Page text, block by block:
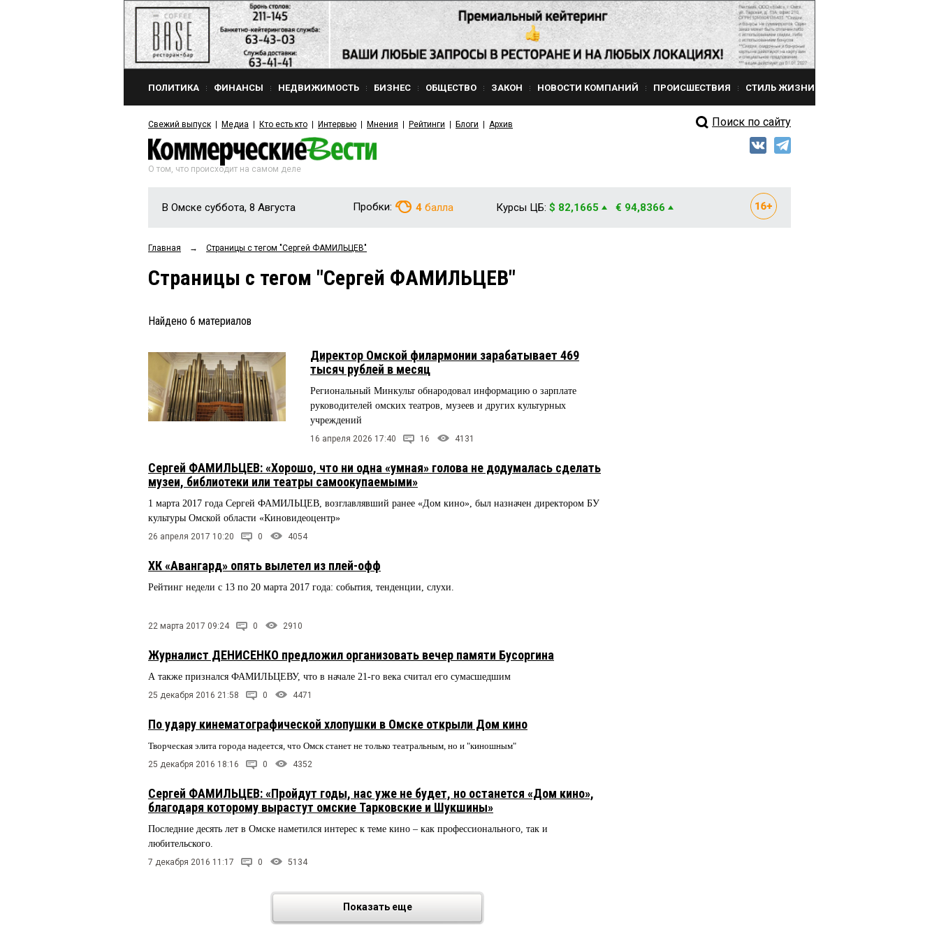
ПОЛИТИКА ФИНАНСЫ НЕДВИЖИМОСТЬ БИЗНЕС ОБЩЕСТВО ЗАКОН НОВОСТИ КОМПАНИЙ ПРОИСШЕСТВИЯ СТИЛЬ ЖИЗНИ
Свежий выпуск Медиа Кто есть кто Интервью Мнения Рейтинги Блоги Архив Поиск по сайту
О том, что происходит на самом деле
В Омске суббота, 8 Августа Пробки: 4 балла Курсы ЦБ: $ 82,1665 € 94,8366
Главная → Страницы c тегом "Сергей ФАМИЛЬЦЕВ"
Страницы c тегом "Сергей ФАМИЛЬЦЕВ"
Найдено 6 материалов
Директор Омской филармонии зарабатывает 469
тысяч рублей в месяц
Региональный Минкульт обнародовал информацию о зарплате
руководителей омских театров, музеев и других культурных
учреждений
16 апреля 2026 17:40 16 4131
Сергей ФАМИЛЬЦЕВ: «Хорошо, что ни одна «умная» голова не додумалась сделать
музеи, библиотеки или театры самоокупаемыми»
1 марта 2017 года Сергей ФАМИЛЬЦЕВ, возглавлявший ранее «Дом кино», был назначен директором БУ
культуры Омской области «Киновидеоцентр»
26 апреля 2017 10:20 0 4054
ХК «Авангард» опять вылетел из плей-офф
Рейтинг недели с 13 по 20 марта 2017 года: события, тенденции, слухи.
22 марта 2017 09:24 0 2910
Журналист ДЕНИСЕНКО предложил организовать вечер памяти Бусоргина
А также признался ФАМИЛЬЦЕВУ, что в начале 21-го века считал его сумасшедшим
25 декабря 2016 21:58 0 4471
По удару кинематографической хлопушки в Омске открыли Дом кино
Творческая элита города надеется, что Омск станет не только театральным, но и "киношным"
25 декабря 2016 18:16 0 4352
Сергей ФАМИЛЬЦЕВ: «Пройдут годы, нас уже не будет, но останется «Дом кино»,
благодаря которому вырастут омские Тарковские и Шукшины»
Последние десять лет в Омске наметился интерес к теме кино – как профессионального, так и
любительского.
7 декабря 2016 11:17 0 5134
Показать еще